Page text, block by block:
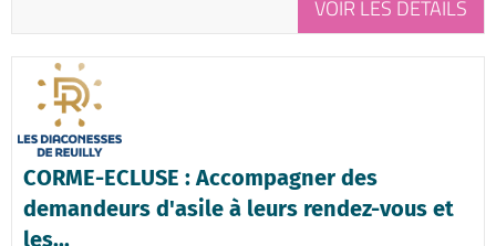
VOIR LES DÉTAILS
CORME-ECLUSE : Accompagner des
demandeurs d'asile à leurs rendez-vous et
les...